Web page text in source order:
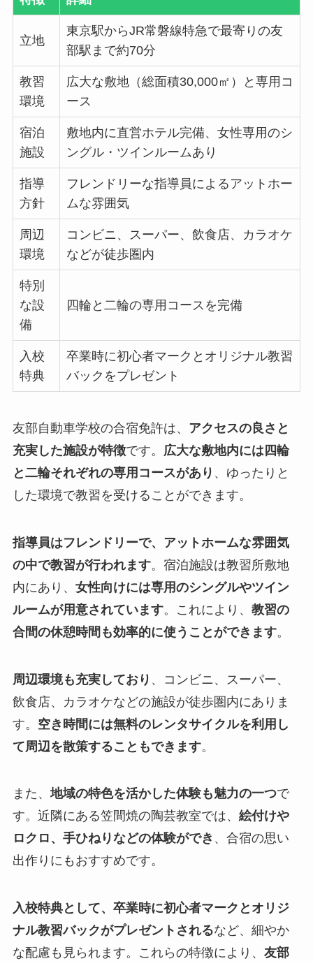
立地
東京駅からJR常磐線特急で最寄りの友
部駅まで約70分
教習
環境
広大な敷地（総面積30,000㎡）と専用コ
ース
宿泊
施設
敷地内に直営ホテル完備、女性専用のシ
ングル・ツインルームあり
指導
方針
フレンドリーな指導員によるアットホー
ムな雰囲気
周辺
環境
コンビニ、スーパー、飲食店、カラオケ
などが徒歩圏内
特別
な設
備
四輪と二輪の専用コースを完備
入校
特典
卒業時に初心者マークとオリジナル教習
バックをプレゼント
友部自動車学校の合宿免許は、 アクセスの良さと
充実した施設が特徴です。
広大な敷地内には四輪
と二輪それぞれの専用コースがあり 、ゆったりと
した環境で教習を受けることができます。
指導員はフレンドリーで、アットホームな雰囲気
の中で教習が行われます。宿泊施設は教習所敷地
内にあり、 女性向けには専用のシングルやツイン
ルームが用意されています。これにより、 教習の
合間の休憩時間も効率的に使うことができます。
周辺環境も充実しており 、コンビニ、スーパー、
飲食店、カラオケなどの施設が徒歩圏内にありま
す。 空き時間には無料のレンタサイクルを利用し
て周辺を散策することもできます。
また、地域の特色を活かした体験も魅力の一つで
す。近隣にある笠間焼の陶芸教室では、 絵付けや
ロクロ、手ひねりなどの体験ができ 、合宿の思い
出作りにもおすすめです。
入校特典として、卒業時に初心者マークとオリジ
ナル教習バックがプレゼントされるなど、細やか
な配慮も見られます。これらの特徴により、 友部